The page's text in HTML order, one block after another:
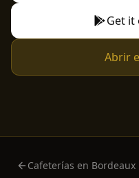
Get it
Abrir
Cafeterías en Bordeaux